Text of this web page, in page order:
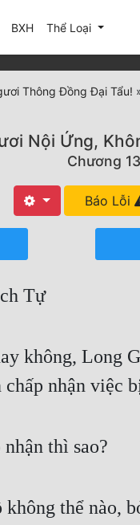
BXH Thể Loại
Thông Đồng Đại Tẩu!
Nội Ứng,
Chương
Báo Lỗi
Tự
không, Long
nhận việc
thì sao?
thể